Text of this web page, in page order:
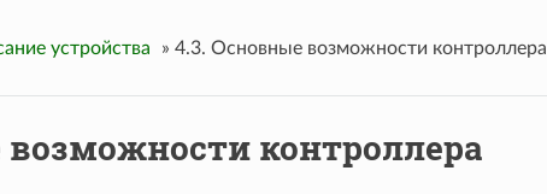
устройства » 4.3. Основные возможности контроллера
контроллера